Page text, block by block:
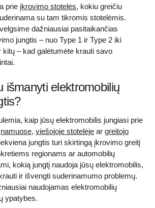
prie įkrovimo stotelės, kokiu greičiu
su tam tikromis stotelėmis.
dažniausiai pasitaikančias
jungtis – nuo Type 1 ir Type 2 iki
– kad galėtumėte krauti savo
išmanyti elektromobilių
kaip jūsų elektromobilis jungiasi prie
namuose, viešojoje stotelėje ar greitojo
jungtis turi skirtingą įkrovimo greitį
regionams ar automobilių
kokią jungtį naudoja jūsų elektromobilis,
ir išvengti suderinamumo problemų.
naudojamas elektromobilių
ypatybes.